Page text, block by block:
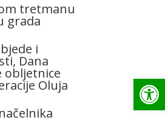
tretmanu
grada
i
Dana
obljetnice
Oluja